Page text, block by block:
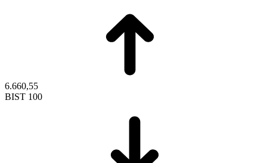
6.660,55
BIST 100